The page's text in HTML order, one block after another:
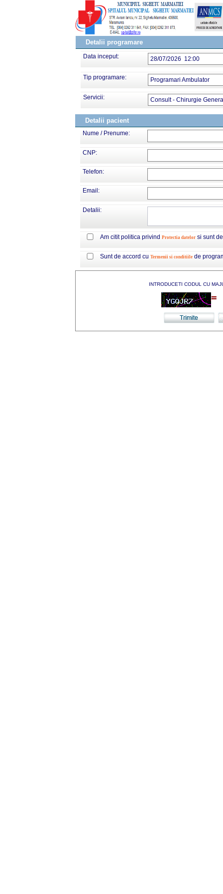
Detalii programare
Data inceput: 28/07/2026 12:00
Tip programare: Programari Ambulator
Servicii: Consult - Chirurgie
Detalii pacient
Nume / Prenume:
CNP:
Telefon:
Email:
Detalii:
Am citit politica privind Protectia datelor si sunt
Sunt de accord cu Termenii si conditiile de
INTRODUCETI CODUL CU
=